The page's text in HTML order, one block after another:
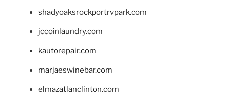
shadyoaksrockportrvpark.com
jccoinlaundry.com
kautorepair.com
marjaeswinebar.com
elmazatlanclinton.com